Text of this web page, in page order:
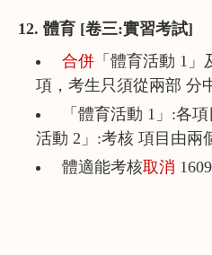
12. 體育 [卷三:實習考試]
合併 「體育活動 1
項，考生只須從兩部 分
「體育活動 1」:各項
活動 2」:考核 項目由兩
體適能考核取消